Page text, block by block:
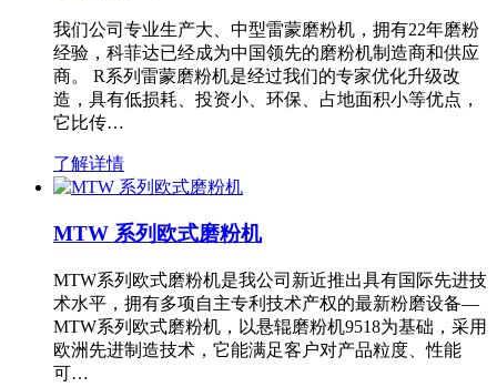
我们公司专业生产大、中型雷蒙磨粉机，拥有22年磨粉
经验，科菲达已经成为中国领先的磨粉机制造商和供应
商。 R系列雷蒙磨粉机是经过我们的专家优化升级改
造，具有低损耗、投资小、环保、占地面积小等优点，
它比传…
了解详情
MTW 系列欧式磨粉机
MTW系列欧式磨粉机是我公司新近推出具有国际先进技
术水平，拥有多项自主专利技术产权的最新粉磨设备—
MTW系列欧式磨粉机，以悬辊磨粉机9518为基础，采用
欧洲先进制造技术，它能满足客户对产品粒度、性能
可…